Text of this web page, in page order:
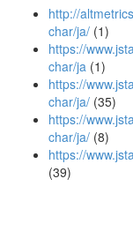
http://
char/ja/ (1)
https://
char/ja (1)
https://
char/ja/ (35)
https://
char/ja/ (8)
https://
(39)